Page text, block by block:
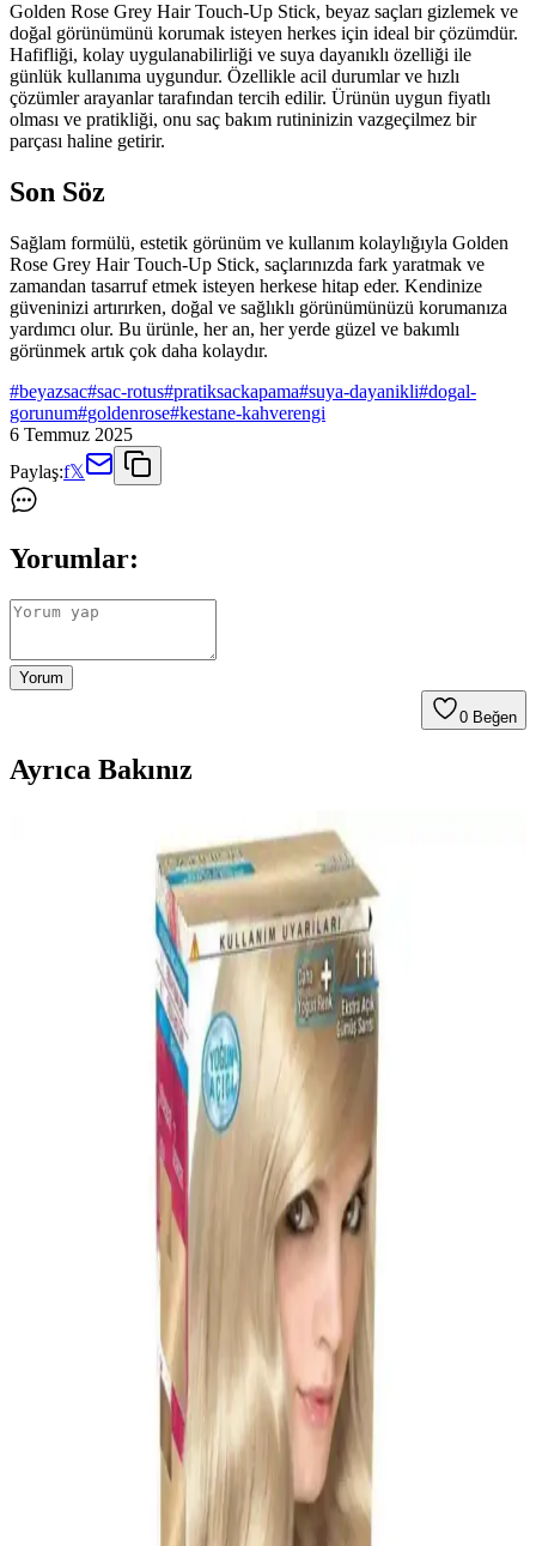
Golden Rose Grey Hair Touch-Up Stick, beyaz saçları gizlemek ve
doğal görünümünü korumak isteyen herkes için ideal bir çözümdür.
Hafifliği, kolay uygulanabilirliği ve suya dayanıklı özelliği ile
günlük kullanıma uygundur. Özellikle acil durumlar ve hızlı
çözümler arayanlar tarafından tercih edilir. Ürünün uygun fiyatlı
olması ve pratikliği, onu saç bakım rutininizin vazgeçilmez bir
parçası haline getirir.
Son Söz
Sağlam formülü, estetik görünüm ve kullanım kolaylığıyla Golden
Rose Grey Hair Touch-Up Stick, saçlarınızda fark yaratmak ve
zamandan tasarruf etmek isteyen herkese hitap eder. Kendinize
güveninizi artırırken, doğal ve sağlıklı görünümünüzü korumanıza
yardımcı olur. Bu ürünle, her an, her yerde güzel ve bakımlı
görünmek artık çok daha kolaydır.
#beyazsac#sac-rotus#pratiksackapama#suya-dayanikli#dogal-
gorunum#goldenrose#kestane-kahverengi
6 Temmuz 2025
Paylaş:f𝕏
Yorumlar:
Yorum
0 Beğen
Ayrıca Bakınız
Matrix Total Results So Silver Gri ve Beyaz Saçlar
İçin Renk Koruyucu ve Parlaklık Sağlayan
Matrix Total Results So Silver şampuanı, gri ve beyaz saçların
turuncu ve sarı yansımalarını gidererek, parlak ve net renkler sağlar.
Kullanıcılar, saçlara canlılık kazandırdığını belirtiyor.
Schwarzkopf Root Retoucher ile Beyaz Saçlara Hızlı
ve Doğal Çözüm
Schwarzkopf Root Retoucher, hızlı ve doğal beyaz kapatma
sağlayan, amonyaksız, pudra formüllü, kolay kullanımlı ve uzun
süre kalıcı saç spreyi ile günlük bakımda pratiklik sunar.
Palette Deluxe Saç Boyası 7-65 Altın Parıltılı Toffee:
Kalıcı ve Parlak Renk Performansı
amonyaklı formülüyle saçlara bakım yapar, beyazları kapatır ve
uzun süre parlak, canlı renk sağlar. Krem yapısıyla kolay uygulanır.
Palette 6-0 Koyu Kumral Kalıcı Doğal Renkler Saç
Boyası Seti - Canlı ve Parlak Saçlar
Palette 6-0 Koyu Kumral saç boyası, argan yağlı bakım maskesiyle
saçlara parlaklık kazandırır, beyaz saçları etkili kapatır ve kolay
uygulanır. Doğal ve kalıcı renk isteyenler için ideal bir seçenektir.
Palette Kalıcı Doğal Renkler Saç Boyası 1-0 Siyah -